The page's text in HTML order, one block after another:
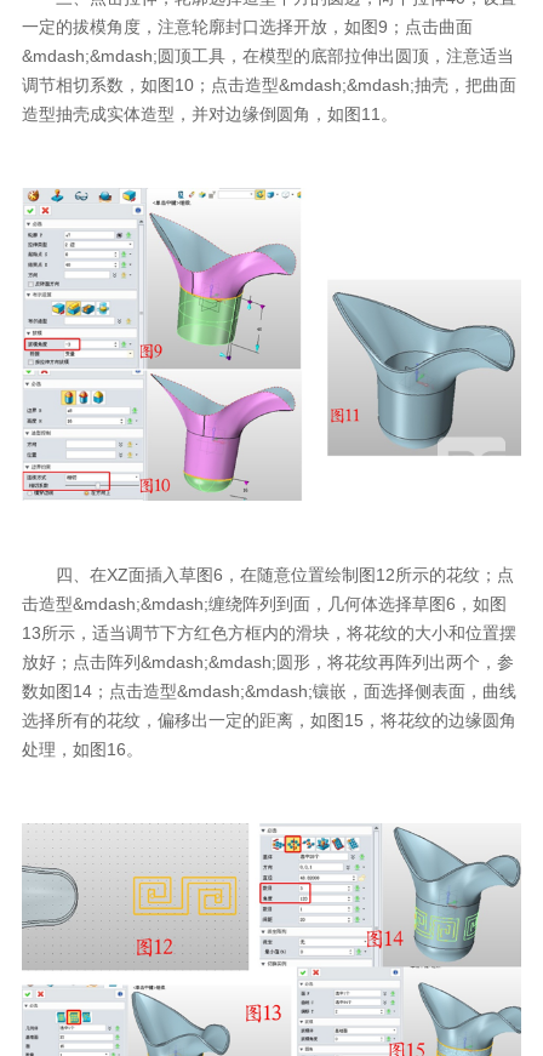
一定的拔模角度，注意轮廓封口选择开放，如图9；点击曲面
&mdash;&mdash;圆顶工具，在模型的底部拉伸出圆顶，注意适当
调节相切系数，如图10；点击造型&mdash;&mdash;抽壳，把曲面
造型抽壳成实体造型，并对边缘倒圆角，如图11。
四、在XZ面插入草图6，在随意位置绘制图12所示的花纹；点
击造型&mdash;&mdash;缠绕阵列到面，几何体选择草图6，如图
13所示，适当调节下方红色方框内的滑块，将花纹的大小和位置摆
放好；点击阵列&mdash;&mdash;圆形，将花纹再阵列出两个，参
数如图14；点击造型&mdash;&mdash;镶嵌，面选择侧表面，曲线
选择所有的花纹，偏移出一定的距离，如图15，将花纹的边缘圆角
处理，如图16。